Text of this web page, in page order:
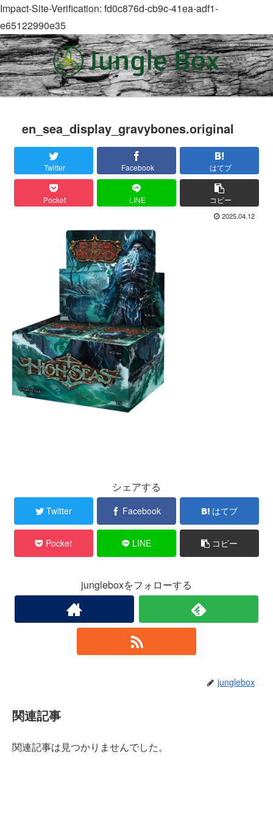
Impact-Site-Verification: fd0c876d-cb9c-41ea-adf1-
e65122990e35
en_sea_display_gravybones.original
Twitter Facebook はてブ
Pocket LINE コピー
2025.04.12
シェアする
Twitter Facebook はてブ
Pocket LINE コピー
jungleboxをフォローする
junglebox
関連記事
関連記事は見つかりませんでした。